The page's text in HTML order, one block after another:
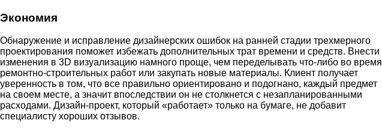
Экономия
Обнаружение и исправление дизайнерских ошибок на ранней стадии трехмерного
проектирования поможет избежать дополнительных трат времени и средств. Внести
изменения в 3D визуализацию намного проще, чем переделывать что-либо во время
ремонтно-строительных работ или закупать новые материалы. Клиент получает
уверенность в том, что все правильно ориентировано и подогнано, каждый предмет
на своем месте, а значит впоследствии он не столкнется с незапланированными
расходами. Дизайн-проект, который «работает» только на бумаге, не добавит
специалисту хороших отзывов.